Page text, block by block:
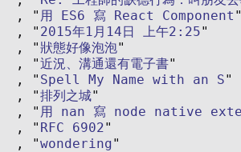
用 ES6 寫 React Component
2015年1月14日 上午2:25
狀態好像泡泡
近況、溝通還有電子書
Spell My Name with an S
排列之城
用 nan 寫 node native
RFC 6902
wondering